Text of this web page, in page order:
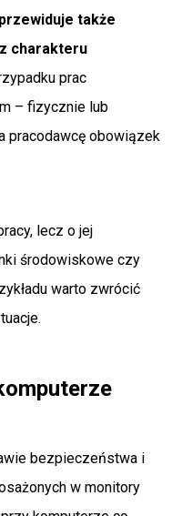
przewiduje także
charakteru
prac
– fizycznie lub
pracodawcę obowiązek
lecz o jej
środowiskowe czy
warto zwrócić
bezpieczeństwa i
w monitory